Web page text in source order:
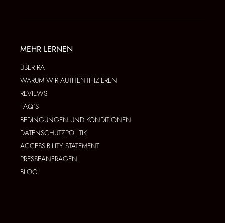
MEHR LERNEN
ÜBER RA
WARUM WIR AUTHENTIFIZIEREN
REVIEWS
FAQ'S
BEDINGUNGEN UND KONDITIONEN
DATENSCHUTZPOLITIK
ACCESSIBILITY STATEMENT
PRESSEANFRAGEN
BLOG